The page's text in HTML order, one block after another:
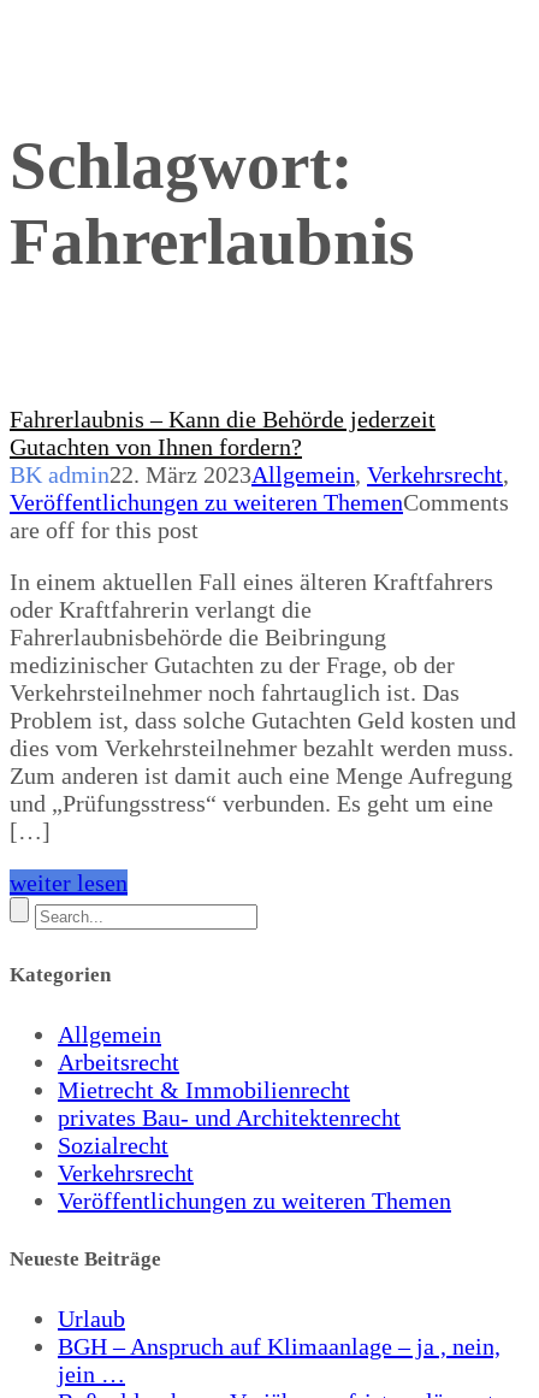
Schlagwort:
Fahrerlaubnis
Fahrerlaubnis – Kann die Behörde jederzeit
Gutachten von Ihnen fordern?
BK admin22. März 2023Allgemein, Verkehrsrecht,
Veröffentlichungen zu weiteren ThemenComments
are off for this post
In einem aktuellen Fall eines älteren Kraftfahrers
oder Kraftfahrerin verlangt die
Fahrerlaubnisbehörde die Beibringung
medizinischer Gutachten zu der Frage, ob der
Verkehrsteilnehmer noch fahrtauglich ist. Das
Problem ist, dass solche Gutachten Geld kosten und
dies vom Verkehrsteilnehmer bezahlt werden muss.
Zum anderen ist damit auch eine Menge Aufregung
und „Prüfungsstress“ verbunden. Es geht um eine
[…]
weiter lesen
Kategorien
Allgemein
Arbeitsrecht
Mietrecht & Immobilienrecht
privates Bau- und Architektenrecht
Sozialrecht
Verkehrsrecht
Veröffentlichungen zu weiteren Themen
Neueste Beiträge
Urlaub
BGH – Anspruch auf Klimaanlage – ja , nein,
jein …